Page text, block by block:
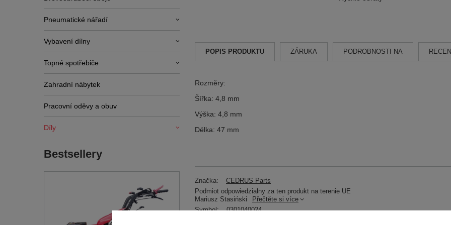
Pneumatické nářadí
Vybavení dílny
Topné spotřebiče
Zahradní nábytek
Pracovní oděvy a obuv
Díly
Bestsellery
POPIS PRODUKTU ZÁRUKA PODROBNOSTI NA
Rozměry:
Šířka: 4,8 mm
Výška: 4,8 mm
Délka: 47 mm
Značka:
CEDRUS Parts
Podmiot odpowiedzialny za ten produkt na terenie UE
Mariusz Stasiński
Přečtěte si více
Symbol:
0301040024